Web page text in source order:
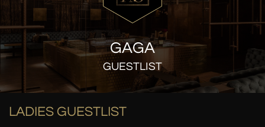
GAGA
GUESTLIST
LADIES GUESTLIST